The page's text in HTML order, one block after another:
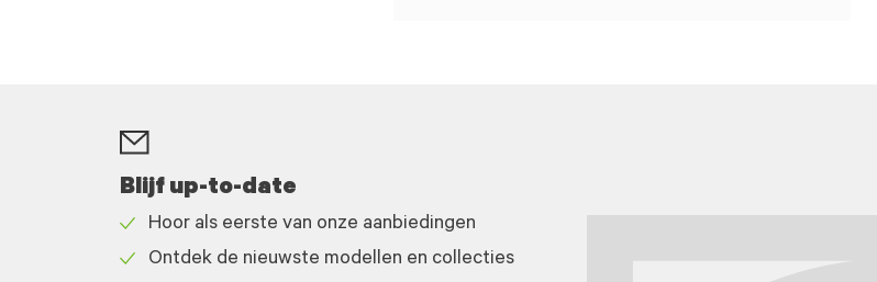
Blijf up-to-date
icon
Hoor als eerste van onze aanbiedingen
Ontdek de nieuwste modellen en collecties